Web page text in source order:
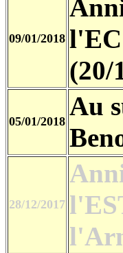
09/01/2018
(20/
05/01/2018 Au
28/12/2017